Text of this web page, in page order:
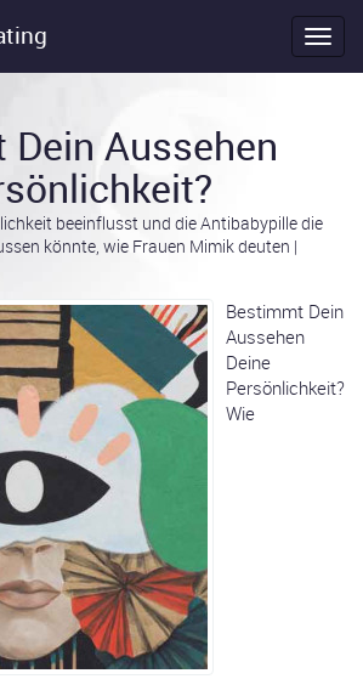
Aussehen
beeinflusst und die Antibabypille die
könnte, wie Frauen Mimik deuten |
Bestimmt Dein
Aussehen
Deine
Persönlichkeit?
Wie